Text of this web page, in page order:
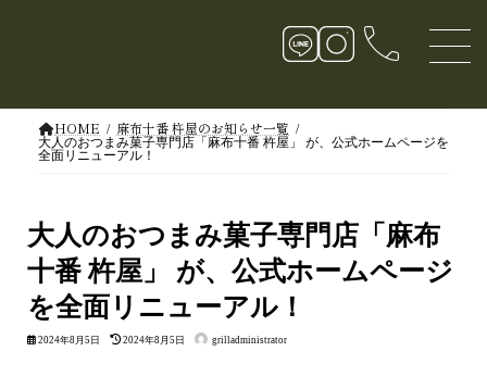
ス
ン
call
HOME 麻布十番 杵屋のお知らせ一覧
大人のおつまみ菓子専門店「麻布十番 杵屋」 が、公式ホームページを
全面リニューアル！
大人のおつまみ菓子専門店「麻布
十番 杵屋」 が、公式ホームページ
を全面リニューアル！
2024年8月5日
最
終
2024年8月5日 grilladministrator